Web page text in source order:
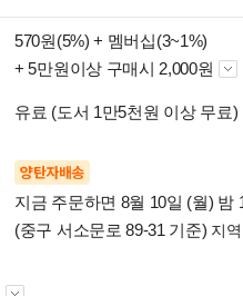
570원(5%) + 멤버십(3~1%)
+ 5만원이상 구매시 2,000원
유료 (도서 1만5천원 이상 무료)
양탄자배송
지금 주문하면 8월 10일 (월) 밤
(중구 서소문로 89-31 기준) 지